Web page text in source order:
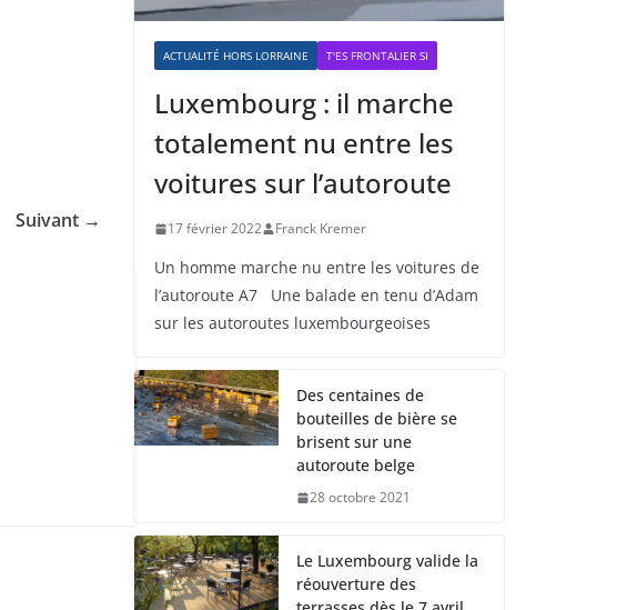
Suivant →
ACTUALITÉ HORS LORRAINE T'ES FRONTALIER SI
Luxembourg : il marche
totalement nu entre les
voitures sur l’autoroute
17 février 2022 Franck Kremer
Un homme marche nu entre les voitures de
l’autoroute A7 Une balade en tenu d’Adam
sur les autoroutes luxembourgeoises
Des centaines de
bouteilles de bière se
brisent sur une
autoroute belge
28 octobre 2021
Le Luxembourg valide la
réouverture des